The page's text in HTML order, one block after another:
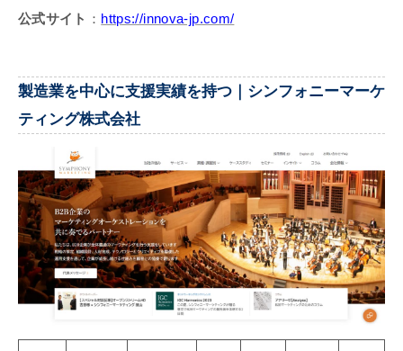
公式サイト ： https://innova-jp.com/
製造業を中心に支援実績を持つ｜シンフォニーマーケ
ティング株式会社